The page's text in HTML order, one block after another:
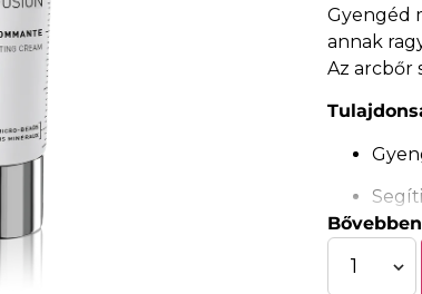
Gyengéd
annak
Az arcbőr
Bővebben